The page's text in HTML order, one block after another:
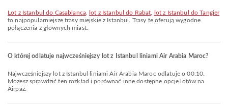
lot z Istanbul do Casablanca, lot z Istanbul do Rabat
lot z Istanbul do Tangier
to najpopularniejsze trasy miejskie z Istanbul. Trasy te oferują wygodne
połączenia z głównych miast.
O której odlatuje najwcześniejszy lot z Istanbul liniami Air Arabia Maroc?
Najwcześniejszy lot z Istanbul liniami Air Arabia Maroc odlatuje o 00:10.
Możesz sprawdzić ten rozkład i porównać inne dostępne opcje lotów na
Airpaz.